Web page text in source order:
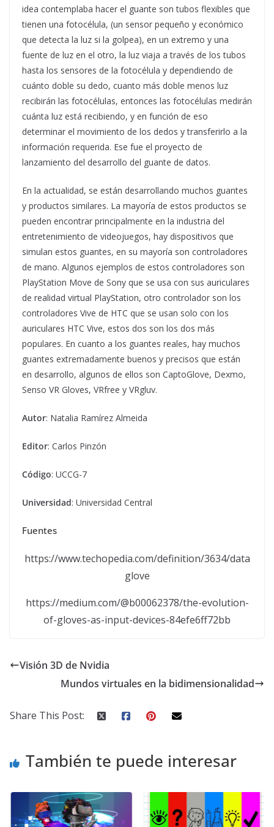
idea contemplaba hacer el guante son tubos flexibles que
tienen una fotocélula, (un sensor pequeño y económico
que detecta la luz si la golpea), en un extremo y una
fuente de luz en el otro, la luz viaja a través de los tubos
hasta los sensores de la fotocélula y dependiendo de
cuánto doble su dedo, cuanto más doble menos luz
recibirán las fotocélulas, entonces las fotocélulas medirán
cuánta luz está recibiendo, y en función de eso
determinar el movimiento de los dedos y transferirlo a la
información requerida. Ese fue el proyecto de
lanzamiento del desarrollo del guante de datos.
En la actualidad, se están desarrollando muchos guantes
y productos similares. La mayoría de estos productos se
pueden encontrar principalmente en la industria del
entretenimiento de videojuegos, hay dispositivos que
simulan estos guantes, en su mayoría son controladores
de mano. Algunos ejemplos de estos controladores son
PlayStation Move de Sony que se usa con sus auriculares
de realidad virtual PlayStation, otro controlador son los
controladores Vive de HTC que se usan solo con los
auriculares HTC Vive, estos dos son los dos más
populares. En cuanto a los guantes reales, hay muchos
guantes extremadamente buenos y precisos que están
en desarrollo, algunos de ellos son CaptoGlove, Dexmo,
Senso VR Gloves, VRfree y VRgluv.
Autor: Natalia Ramírez Almeida
Editor: Carlos Pinzón
Código: UCCG-7
Universidad: Universidad Central
Fuentes
https://www.techopedia.com/definition/3634/data
glove
https://medium.com/@b00062378/the-evolution-
of-gloves-as-input-devices-84efe6ff72bb
Visión 3D de Nvidia
Mundos virtuales en la bidimensionalidad
Share This Post:
También te puede interesar